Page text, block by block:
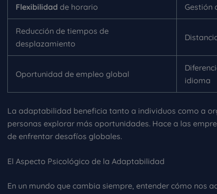
Flexibilidad de horario Gestión
Reducción de tiempos de
desplazamiento
Oportunidad de empleo global
idioma
La adaptabilidad beneficia tanto a individuos como a
personas explorar más oportunidades. Hace a las
de enfrentar desafíos globales.
El Aspecto Psicológico de la Adaptabilidad
En un mundo que cambia siempre, entender cómo nos